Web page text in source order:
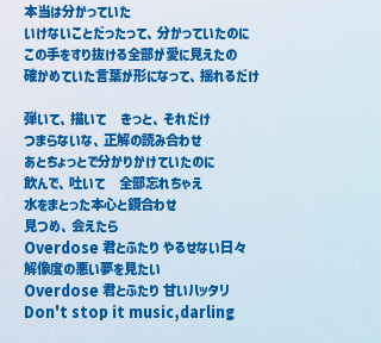
本当は分かっていた
いけないことだったって、分かっていたのに
この手をすり抜ける全部が愛に見えたの
確かめていた言葉が形になって、揺れるだけ
弾いて、描いて　きっと、それだけ
つまらないな、正解の読み合わせ
あとちょっとで分かりかけていたのに
飲んで、吐いて　全部忘れちゃえ
水をまとった本心と鏡合わせ
見つめ、会えたら
Overdose 君とふたり やるせない日々
解像度の悪い夢を見たい
Overdose 君とふたり 甘いハッタリ
Don't stop it music,darling